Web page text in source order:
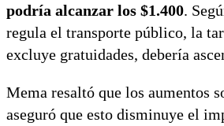
podría alcanzar los $1.400.
regula el transporte público, la
excluye gratuidades, debería
Mema resaltó que los aumentos
aseguró que esto disminuye el